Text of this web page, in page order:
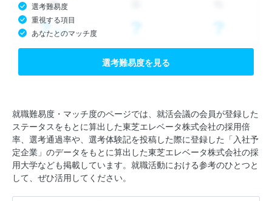
選考難易度
重視する項目
あなたとのマッチ度
選考難易度を見る
就職難易度・マッチ度のページでは、就活会議の会員が登録した
ステータスをもとに算出した東芝エレベータ株式会社の採用倍
率、選考通過率や、選考体験記を投稿した際に登録した「入社予
定企業」のデータをもとに算出した東芝エレベータ株式会社の採
用大学なども掲載しています。就職活動における参考のひとつと
して、ぜひ活用してください。